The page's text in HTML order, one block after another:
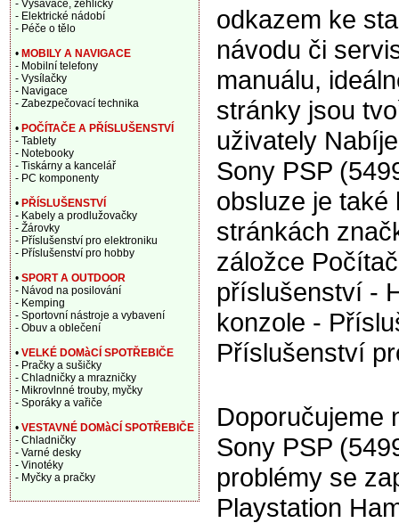
odkazem ke
návodu či
manuálu,
stránky jsou
uživately
Sony PSP
obsluze je také
stránkách
záložce
příslušenství -
konzole -
Příslušenství
Doporučujeme
Sony PSP
problémy se
Playstation
- Vysavače, žehličky
- Elektrické nádobí
- Péče o tělo
• MOBILY A NAVIGACE
- Mobilní telefony
- Vysílačky
- Navigace
- Zabezpečovací technika
• POČÍTAČE A PŘÍSLUŠENSTVÍ
- Tablety
- Notebooky
- Tiskárny a kancelář
- PC komponenty
• PŘÍSLUŠENSTVÍ
- Kabely a prodlužovačky
- Žárovky
- Příslušenství pro elektroniku
- Příslušenství pro hobby
• SPORT A OUTDOOR
- Návod na posilování
- Kemping
- Sportovní nástroje a vybavení
- Obuv a oblečení
• VELKÉ DOMàCÍ SPOTŘEBIČE
- Pračky a sušičky
- Chladničky a mrazničky
- Mikrovlnné trouby, myčky
- Sporáky a vařiče
• VESTAVNÉ DOMàCÍ SPOTŘEBIČE
- Chladničky
- Varné desky
- Vinotéky
- Myčky a pračky